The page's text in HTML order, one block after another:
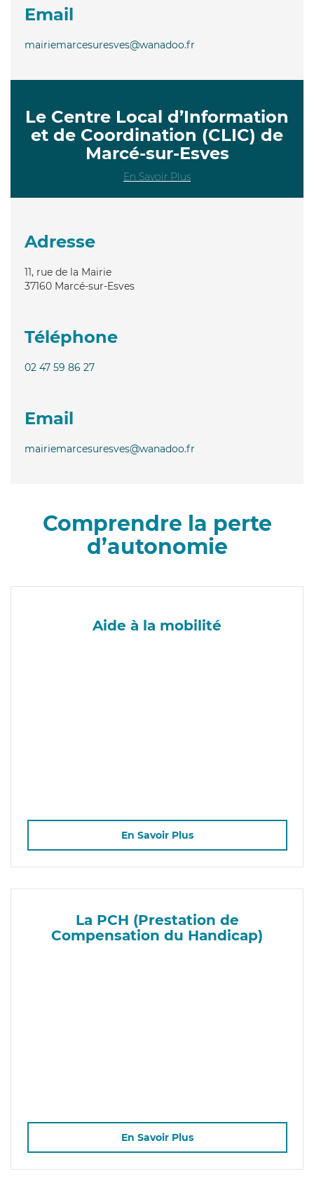
Email
mairiemarcesuresves@wanadoo.fr
Le Centre Local d’Information
et de Coordination (CLIC) de
Marcé-sur-Esves
En Savoir Plus
Adresse
11, rue de la Mairie
37160 Marcé-sur-Esves
Téléphone
02 47 59 86 27
Email
mairiemarcesuresves@wanadoo.fr
Comprendre la perte
d’autonomie
Aide à la mobilité
En Savoir Plus
La PCH (Prestation de
Compensation du Handicap)
En Savoir Plus